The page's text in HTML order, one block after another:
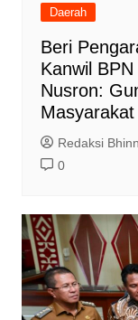
Daerah
Beri
Kanwil
Nusron:
Masyarakat
Redaksi
0